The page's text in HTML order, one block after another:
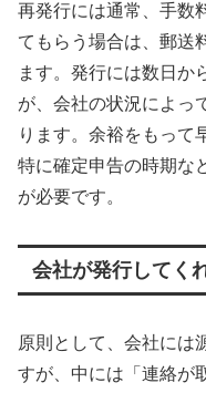
再発行には通常、手数
てもらう場合は、郵送
ます。発行には数日か
が、会社の状況によっ
ります。余裕をもって
特に確定申告の時期な
が必要です。
会社が発行してく
原則として、会社には
すが、中には「連絡が